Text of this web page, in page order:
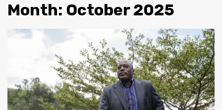
Month: October 2025